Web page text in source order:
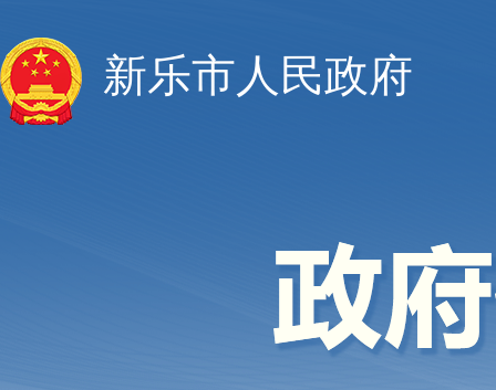
新乐市人民政府